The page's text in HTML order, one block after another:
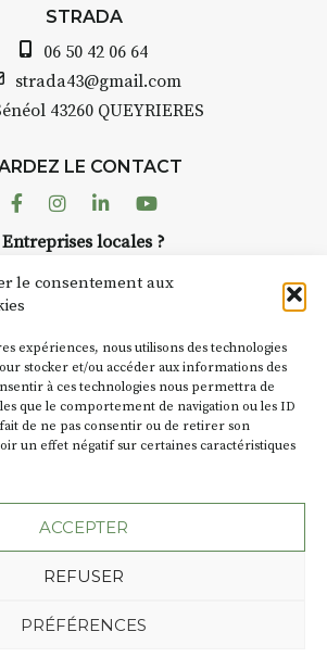
le consentement aux
expériences, nous utilisons des technologies
stocker et/ou accéder aux informations des
à ces technologies nous permettra de
que le comportement de navigation ou les ID
de ne pas consentir ou de retirer son
un effet négatif sur certaines caractéristiques
ACCEPTER
REFUSER
PRÉFÉRENCES
avez ouvert une galerie à
Auzon…
Bernard TURLE Le Fumoir n’est
pas une galerie permanente.
AuzonToujours organise
dans le village. Des artistes et
caves, les granges d’Auzon. Le
Fumoir est l’un de ces espaces
d’autres activités culturelles de
la Petite Cité de Caractère. Par
exemple, l’installationCochon
Charbons’inscrit comme en
« off » du festival d’Auzon 2026
SA D’où vient le nom :Fumoir?
BT C’est le terme employé dans
les actes de propriété du lieu.
c’était un saloir et
STRADA
06 50 42 06 64
strada43@gmail.com
43260 QUEYRIERES
LE CONTACT
FacebookInstagram
LinkedinYoutube
Entreprises locales ?
toute l'actu de Strada
de confidentialité